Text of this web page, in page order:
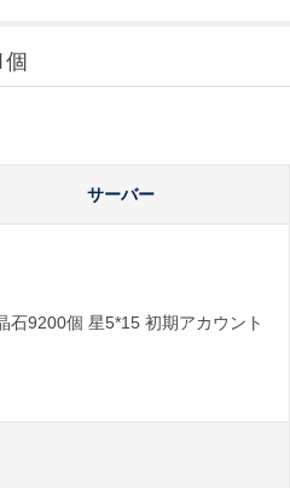
サーバー
石9200個 星5*15 初期アカウント